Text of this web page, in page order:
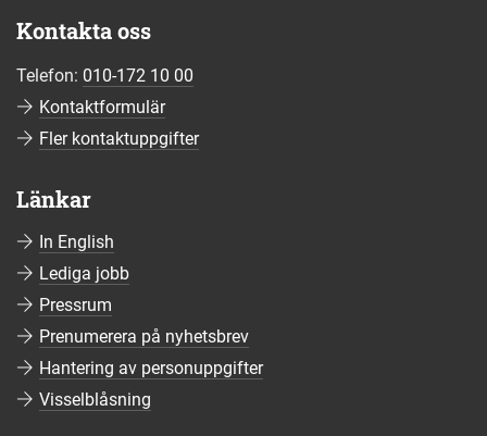
Kontakta oss
Telefon: 010-172 10 00
Kontaktformulär
Fler kontaktuppgifter
Länkar
In English
Lediga jobb
Pressrum
Prenumerera på nyhetsbrev
Hantering av personuppgifter
Visselblåsning